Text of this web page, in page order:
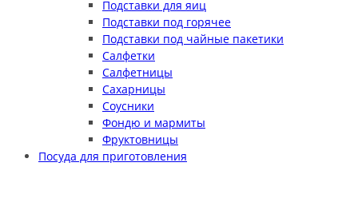
Подставки для яиц
Подставки под горячее
Подставки под чайные пакетики
Салфетки
Салфетницы
Сахарницы
Соусники
Фондю и мармиты
Фруктовницы
Посуда для приготовления